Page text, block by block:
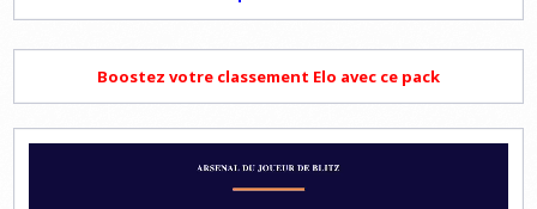
Boostez votre classement Elo avec ce pack